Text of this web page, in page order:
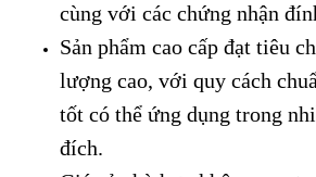
cùng với các chứng nhận
Sản phẩm cao cấp đạt tiêu
lượng cao, với quy cách
tốt có thể ứng dụng trong
đích.